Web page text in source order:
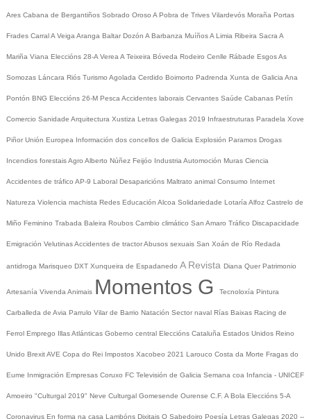
Ares Cabana de Bergantiños Sobrado Oroso A Pobra de Trives Vilardevós Moraña Portas
Frades CarralA Veiga Aranga Baltar Dozón A Barbanza MuíñosA Limia Ribeira Sacra A
Mariña Viana Eleccións 28-A Verea A Teixeira Bóveda Rodeiro Cenlle Rábade EsgosAs
Somozas Láncara Riós Turismo Agolada Cerdido Boimorto Padrenda Xunta de Galicia Ana
Pontón BNG Eleccións 26-M Pesca Accidentes laborais Cervantes Saúde Cabanas Petín
Comercio Sanidade Arquitectura Xustiza Letras Galegas 2019 Infraestruturas Paradela Xove
Piñor Unión Europea Información dos concellos de Galicia Explosión Paramos Drogas
Incendios forestaisAgro Alberto Núñez Feijóo Industria Automoción Muras Ciencia
Accidentes de tráfico AP-9 Laboral Desaparicións Maltrato animal Consumo Internet
Natureza Violencia machista Redes Educación Alcoa Solidariedade Lotaría Alfoz Castrelo de
Miño Feminino Trabada Baleira Roubos Cambio climático San Amaro Tráfico Discapacidade
Emigración VelutinasAccidentes de tractorAbusos sexuais San Xoán de Río Redada
antidroga Marisqueo DXT Xunqueira de Espadanedo A Revista Diana Quer Patrimonio
Artesanía Vivenda Animais Momentos G Tecnoloxía Pintura
Carballeda de Avia Parrulo Vilar de Barrio Natación Sector naval Rías Baixas Racing de
Ferrol Emprego Illas Atlánticas Goberno central Eleccións Cataluña Estados Unidos Reino
Unido BrexitAVE Copa do Rei Impostos Xacobeo 2021 Larouco Costa da Morte Fragas do
Eume Inmigración Empresas Coruxo FC Televisión de Galicia Semana coa Infancia - UNICEF
Amoeiro "Culturgal 2019" Neve Culturgal Gomesende Ourense C.F. A Bola Eleccións 5-A
Coronavirus En forma na casa Lambóns Dixitais O Sabedoiro Poesía Letras Galegas 2020 --